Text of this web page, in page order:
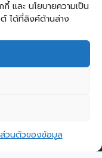
กี้ และ นโยบายความเป็น
ได้ที่ลิงค์ด้านล่าง
วนตัวของข้อมูล
ลน์